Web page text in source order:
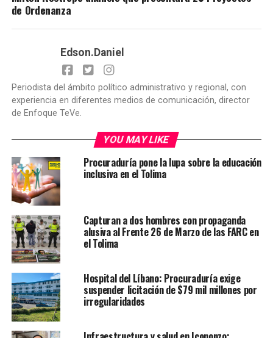
de Ordenanza
Edson.Daniel
Periodista del ámbito político administrativo y regional, con
experiencia en diferentes medios de comunicación, director
de Enfoque TeVe.
YOU MAY LIKE
Procuraduría pone la lupa sobre la educación
inclusiva en el Tolima
Capturan a dos hombres con propaganda
alusiva al Frente 26 de Marzo de las FARC en
el Tolima
Hospital del Líbano: Procuraduría exige
suspender licitación de $79 mil millones por
irregularidades